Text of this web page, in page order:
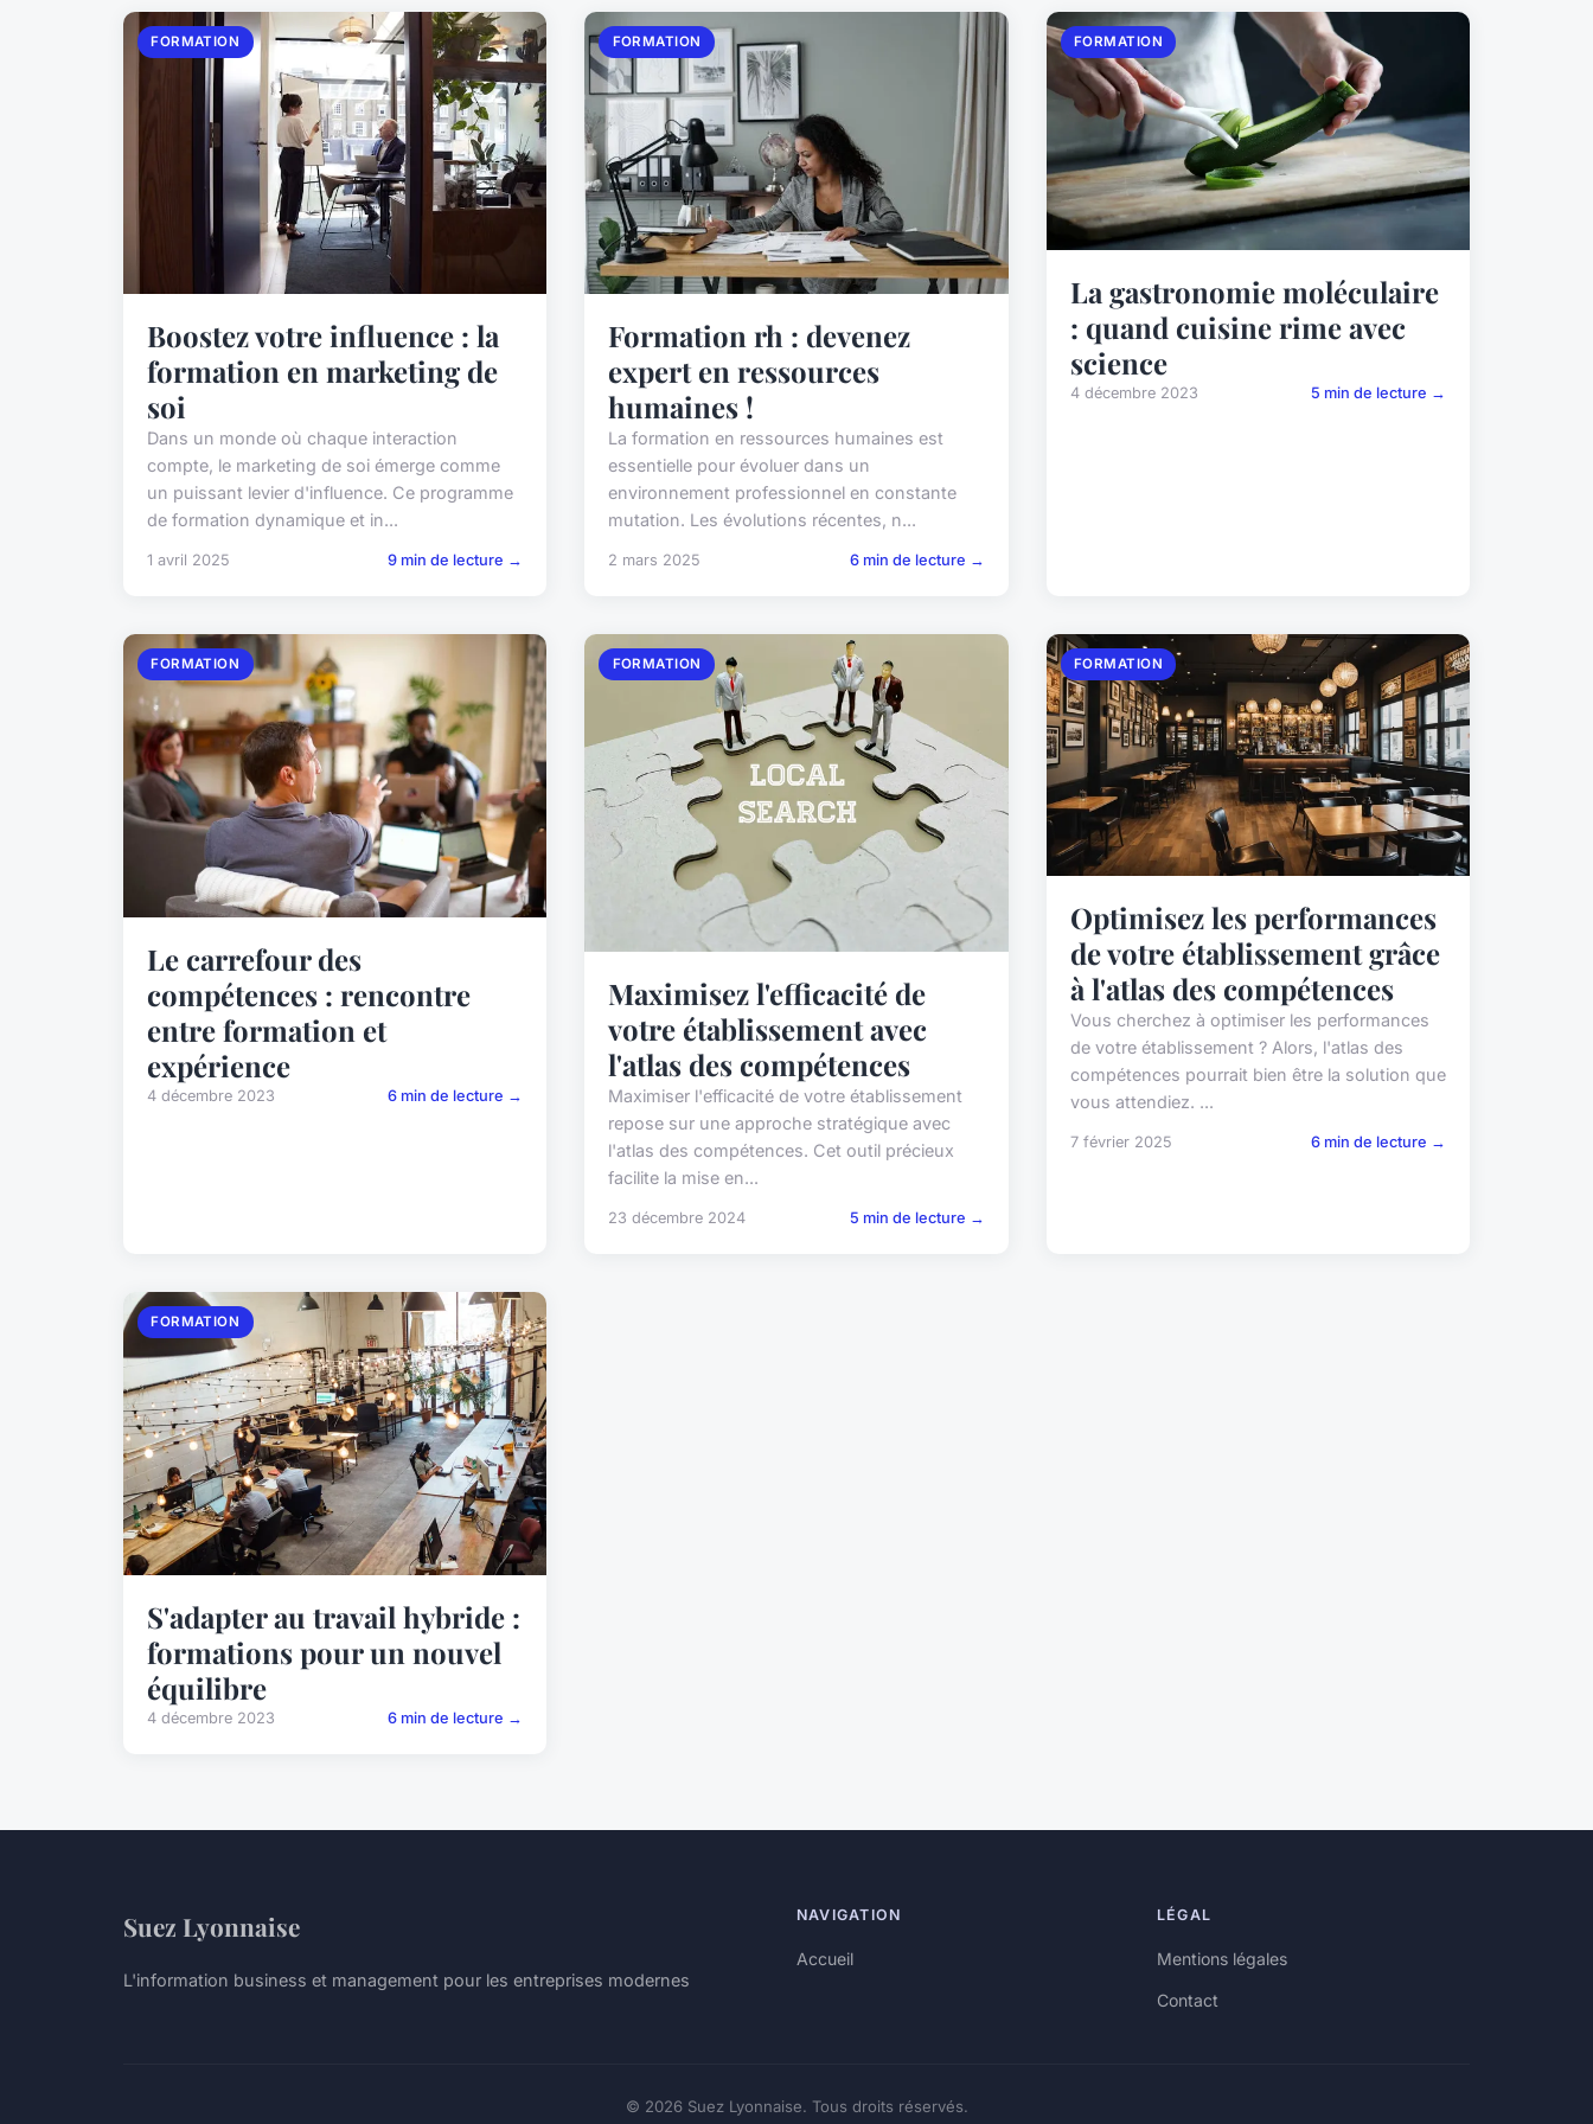
FORMATION
Boostez votre influence : la
formation en marketing de
soi
Dans un monde où chaque interaction
compte, le marketing de soi émerge comme
un puissant levier d'influence. Ce programme
de formation dynamique et in...
1 avril 2025 9 min de lecture →
FORMATION
Formation rh : devenez
expert en ressources
humaines !
La formation en ressources humaines est
essentielle pour évoluer dans un
environnement professionnel en constante
mutation. Les évolutions récentes, n...
2 mars 2025 6 min de lecture →
FORMATION
La gastronomie moléculaire
: quand cuisine rime avec
science
4 décembre 2023 5 min de lecture →
FORMATION
Le carrefour des
compétences : rencontre
entre formation et
expérience
4 décembre 2023 6 min de lecture →
FORMATION
Maximisez l'efficacité de
votre établissement avec
l'atlas des compétences
Maximiser l'efficacité de votre établissement
repose sur une approche stratégique avec
l'atlas des compétences. Cet outil précieux
facilite la mise en...
23 décembre 2024 5 min de lecture →
FORMATION
Optimisez les performances
de votre établissement grâce
à l'atlas des compétences
Vous cherchez à optimiser les performances
de votre établissement ? Alors, l'atlas des
compétences pourrait bien être la solution que
vous attendiez. ...
7 février 2025 6 min de lecture →
FORMATION
S'adapter au travail hybride :
formations pour un nouvel
équilibre
4 décembre 2023 6 min de lecture →
Suez Lyonnaise
L'information business et management pour les entreprises modernes
NAVIGATION
Accueil
LÉGAL
Mentions légales
Contact
© 2026 Suez Lyonnaise. Tous droits réservés.